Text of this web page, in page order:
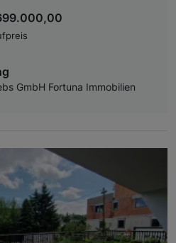
GmbH Fortuna Immobilien